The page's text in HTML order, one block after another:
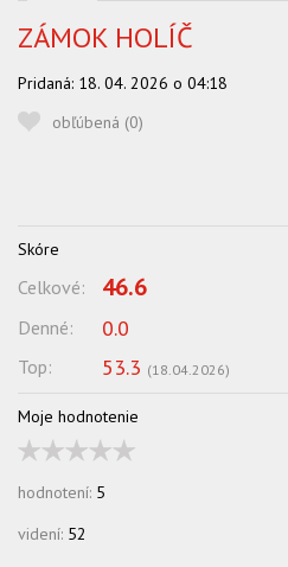
ZÁMOK HOLÍČ
Pridaná: 18. 04. 2026 o 04:18
obľúbená (0)
Skóre
Celkové: 46.6
Denné: 0.0
Top: 53.3 (18.04.2026)
Moje hodnotenie
hodnotení: 5
videní: 52